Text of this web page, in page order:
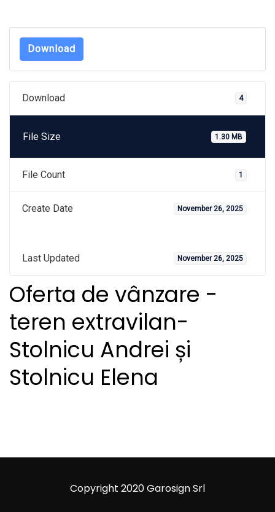
Download
Download 4
File Size 1.30 MB
File Count 1
Create Date November 26, 2025
Last Updated November 26, 2025
Oferta de vânzare -
teren extravilan-
Stolnicu Andrei și
Stolnicu Elena
Copyright 2020 Garosign Srl